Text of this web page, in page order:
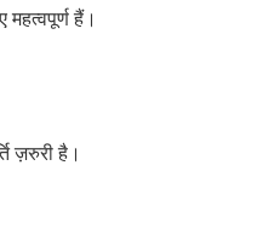
हैं।
ज़रुरी है।